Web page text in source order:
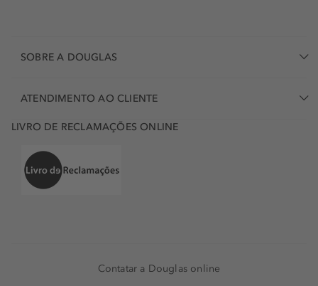
SOBRE A DOUGLAS
ATENDIMENTO AO CLIENTE
LIVRO DE RECLAMAÇÕES ONLINE
Contatar a Douglas online